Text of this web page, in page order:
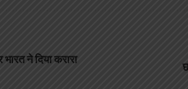
ने दिया करारा